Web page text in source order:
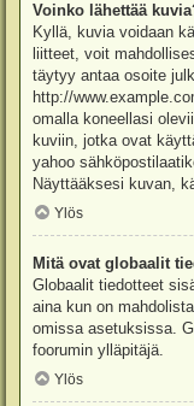
Voinko lähettää
Kyllä, kuvia voidaan
liitteet, voit
täytyy antaa osoite
http://
omalla koneellasi
kuviin, jotka ovat
yahoo
Näyttääksesi kuvan,
Ylös
Mitä ovat globaalit
Globaalit tiedotteet
aina kun on
omissa asetuksissa.
foorumin ylläpitäjä.
Ylös